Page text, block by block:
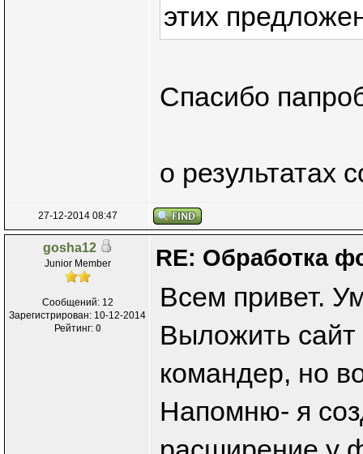
этих
Спасибо
о результатах
27-12-2014 08:47
gosha12
Junior Member
Сообщений: 12
Зарегистрирован: 10-12-2014
Рейтинг: 0
RE: Обработка
Всем привет.
Выложить сайт
командер, но
Напомню- я